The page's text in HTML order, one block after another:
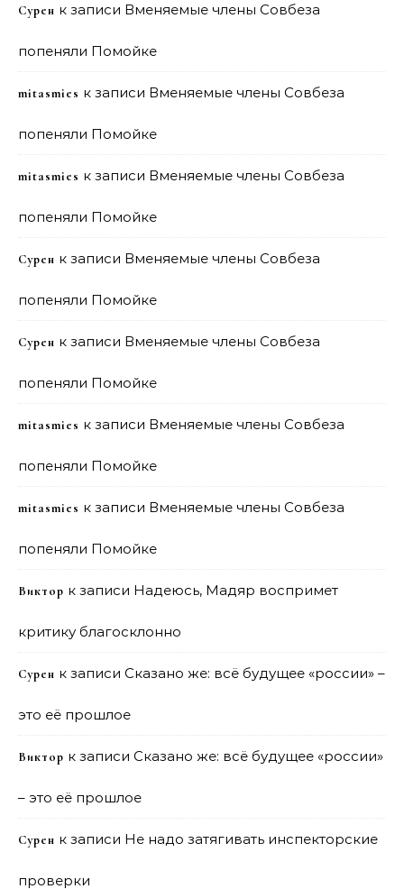
Сурен к записи Вменяемые члены Совбеза
попеняли Помойке
mitasmies к записи Вменяемые члены Совбеза
попеняли Помойке
mitasmies к записи Вменяемые члены Совбеза
попеняли Помойке
Сурен к записи Вменяемые члены Совбеза
попеняли Помойке
Сурен к записи Вменяемые члены Совбеза
попеняли Помойке
mitasmies к записи Вменяемые члены Совбеза
попеняли Помойке
mitasmies к записи Вменяемые члены Совбеза
попеняли Помойке
Виктор к записи Надеюсь, Мадяр воспримет
критику благосклонно
Сурен к записи Сказано же: всё будущее «россии» –
это её прошлое
Виктор к записи Сказано же: всё будущее «россии»
– это её прошлое
Сурен к записи Не надо затягивать инспекторские
проверки